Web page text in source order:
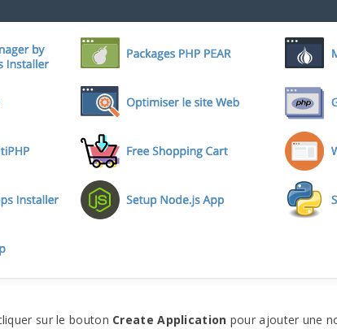
sur le bouton Create Application pour ajouter une